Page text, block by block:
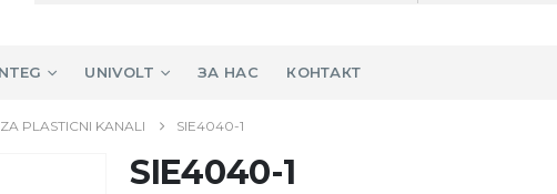
UNIVOLT ЗА НАС КОНТАКТ
PLASTICNI KANALI SIE4040-1
SIE4040-1